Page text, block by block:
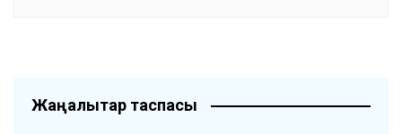
Жаңалықтар таспасы